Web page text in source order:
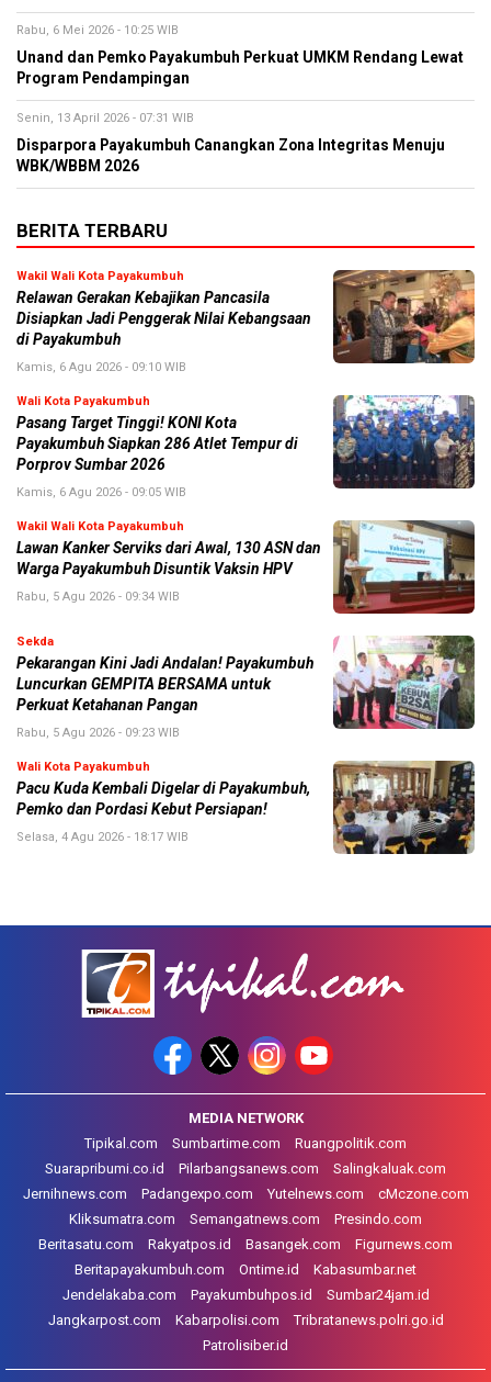
Rabu, 6 Mei 2026 - 10:25 WIB
Unand dan Pemko Payakumbuh Perkuat UMKM Rendang Lewat
Program Pendampingan
Senin, 13 April 2026 - 07:31 WIB
Disparpora Payakumbuh Canangkan Zona Integritas Menuju
WBK/WBBM 2026
BERITA TERBARU
Wakil Wali Kota Payakumbuh
Relawan Gerakan Kebajikan Pancasila
Disiapkan Jadi Penggerak Nilai Kebangsaan
di Payakumbuh
Kamis, 6 Agu 2026 - 09:10 WIB
Wali Kota Payakumbuh
Pasang Target Tinggi! KONI Kota
Payakumbuh Siapkan 286 Atlet Tempur di
Porprov Sumbar 2026
Kamis, 6 Agu 2026 - 09:05 WIB
Wakil Wali Kota Payakumbuh
Lawan Kanker Serviks dari Awal, 130 ASN dan
Warga Payakumbuh Disuntik Vaksin HPV
Rabu, 5 Agu 2026 - 09:34 WIB
Sekda
Pekarangan Kini Jadi Andalan! Payakumbuh
Luncurkan GEMPITA BERSAMA untuk
Perkuat Ketahanan Pangan
Rabu, 5 Agu 2026 - 09:23 WIB
Wali Kota Payakumbuh
Pacu Kuda Kembali Digelar di Payakumbuh,
Pemko dan Pordasi Kebut Persiapan!
Selasa, 4 Agu 2026 - 18:17 WIB
MEDIA NETWORK
Tipikal.com
Sumbartime.com
Ruangpolitik.com
Suarapribumi.co.id
Pilarbangsanews.com
Salingkaluak.com
Jernihnews.com
Padangexpo.com Yutelnews.com
cMczone.com
Kliksumatra.com
Semangatnews.com
Presindo.com
Beritasatu.com
Rakyatpos.id Basangek.com
Figurnews.com
Beritapayakumbuh.com
Ontime.id
Kabasumbar.net
Jendelakaba.com
Payakumbuhpos.id
Sumbar24jam.id
Jangkarpost.com
Kabarpolisi.com
Tribratanews.polri.go.id
Patrolisiber.id